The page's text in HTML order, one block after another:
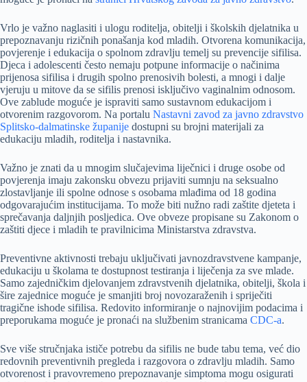
Vrlo je važno naglasiti i ulogu roditelja, obitelji i školskih djelatnika u
prepoznavanju rizičnih ponašanja kod mladih. Otvorena komunikacija,
povjerenje i edukacija o spolnom zdravlju temelj su prevencije sifilisa.
Djeca i adolescenti često nemaju potpune informacije o načinima
prijenosa sifilisa i drugih spolno prenosivih bolesti, a mnogi i dalje
vjeruju u mitove da se sifilis prenosi isključivo vaginalnim odnosom.
Ove zablude moguće je ispraviti samo sustavnom edukacijom i
otvorenim razgovorom. Na portalu Nastavni zavod za javno zdravstvo
Splitsko-dalmatinske županije dostupni su brojni materijali za
edukaciju mladih, roditelja i nastavnika.
Važno je znati da u mnogim slučajevima liječnici i druge osobe od
povjerenja imaju zakonsku obvezu prijaviti sumnju na seksualno
zlostavljanje ili spolne odnose s osobama mlađima od 18 godina
odgovarajućim institucijama. To može biti nužno radi zaštite djeteta i
sprečavanja daljnjih posljedica. Ove obveze propisane su Zakonom o
zaštiti djece i mladih te pravilnicima Ministarstva zdravstva.
Preventivne aktivnosti trebaju uključivati javnozdravstvene kampanje,
edukaciju u školama te dostupnost testiranja i liječenja za sve mlade.
Samo zajedničkim djelovanjem zdravstvenih djelatnika, obitelji, škola i
šire zajednice moguće je smanjiti broj novozaraženih i spriječiti
tragične ishode sifilisa. Redovito informiranje o najnovijim podacima i
preporukama moguće je pronaći na službenim stranicama CDC-a.
Sve više stručnjaka ističe potrebu da sifilis ne bude tabu tema, već dio
redovnih preventivnih pregleda i razgovora o zdravlju mladih. Samo
otvorenost i pravovremeno prepoznavanje simptoma mogu osigurati